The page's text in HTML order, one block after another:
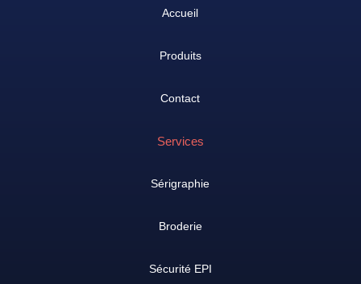
Accueil
Produits
Contact
Services
Sérigraphie
Broderie
Sécurité EPI